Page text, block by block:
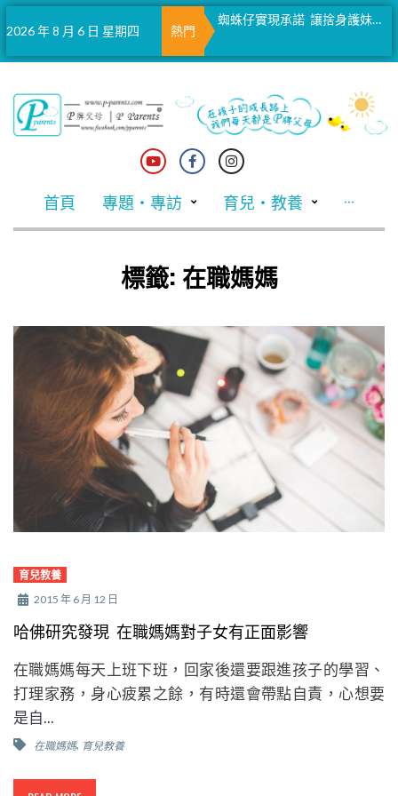
2026 年 8 月 6 日 星期四 熱門
蜘蛛仔實現承諾 讓捨身護妹被犬咬傷男童參觀片場
首頁 專題・專訪 育兒・教養 ···
標籤: 在職媽媽
育兒教養
2015 年 6 月 12 日
哈佛研究發現 在職媽媽對子女有正面影響
在職媽媽每天上班下班，回家後還要跟進孩子的學習、
打理家務，身心疲累之餘，有時還會帶點自責，心想要
是自...
在職媽媽, 育兒教養